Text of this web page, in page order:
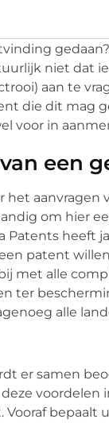
niet dat
aan te
die dit mag
voor in
een
aanvragen
om hier
Patents heeft
patent
met alle
ter
alle
er samen
voordelen
bepaalt